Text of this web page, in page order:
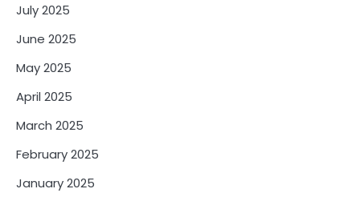
July 2025
June 2025
May 2025
April 2025
March 2025
February 2025
January 2025